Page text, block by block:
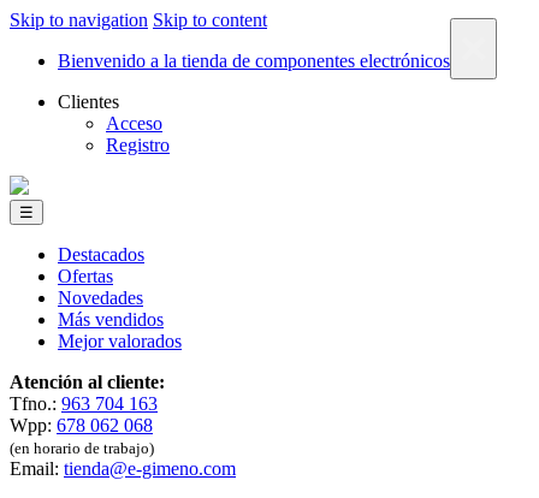
Skip to navigation Skip to content
Bienvenido a la tienda de componentes electrónicos
Clientes
Acceso
Registro
☰
Destacados
Ofertas
Novedades
Más vendidos
Mejor valorados
Atención al cliente:
Tfno.: 963 704 163
Wpp: 678 062 068
(en horario de trabajo)
Email: tienda@e-gimeno.com